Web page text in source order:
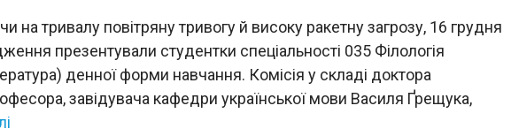
на тривалу повітряну тривогу й високу ракетну загрозу, 16 грудня
презентували студентки спеціальності 035 Філологія
денної форми навчання. Комісія у складі доктора
завідувача кафедри української мови Василя Ґрещука,